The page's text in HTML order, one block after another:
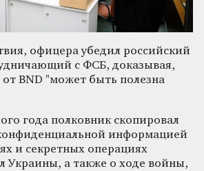
офицера убедил российский
с ФСБ, доказывая,
BND "может быть полезна
года полковник скопировал
информацией
и секретных операциях
Украины, а также о ходе войны,